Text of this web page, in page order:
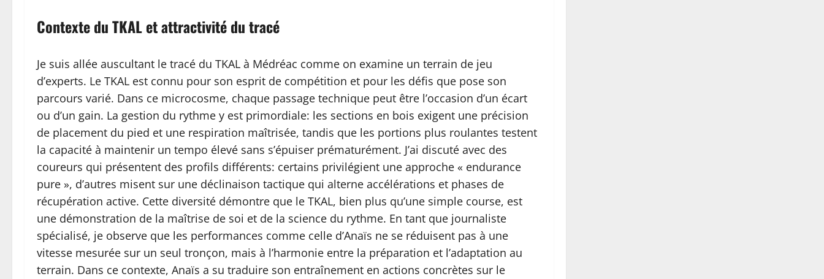
Contexte du TKAL et attractivité du tracé
Je suis allée auscultant le tracé du TKAL à Médréac comme on examine un terrain de jeu
d’experts. Le TKAL est connu pour son esprit de compétition et pour les défis que pose son
parcours varié. Dans ce microcosme, chaque passage technique peut être l’occasion d’un écart
ou d’un gain. La gestion du rythme y est primordiale: les sections en bois exigent une précision
de placement du pied et une respiration maîtrisée, tandis que les portions plus roulantes testent
la capacité à maintenir un tempo élevé sans s’épuiser prématurément. J’ai discuté avec des
coureurs qui présentent des profils différents: certains privilégient une approche « endurance
pure », d’autres misent sur une déclinaison tactique qui alterne accélérations et phases de
récupération active. Cette diversité démontre que le TKAL, bien plus qu’une simple course, est
une démonstration de la maîtrise de soi et de la science du rythme. En tant que journaliste
spécialisé, je observe que les performances comme celle d’Anaïs ne se réduisent pas à une
vitesse mesurée sur un seul tronçon, mais à l’harmonie entre la préparation et l’adaptation au
terrain. Dans ce contexte, Anaïs a su traduire son entraînement en actions concrètes sur le